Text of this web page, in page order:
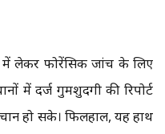
लेकर फोरेंसिक जांच के लिए
में दर्ज गुमशुदगी की रिपोर्ट
हो सके। फिलहाल, यह हाथ